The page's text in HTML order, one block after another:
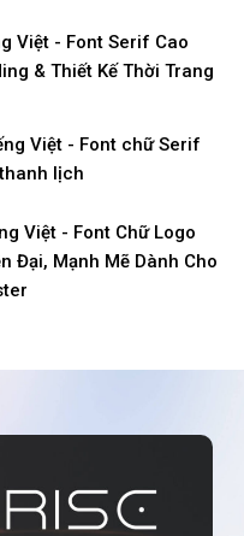
Việt - Font Serif Cao
& Thiết Kế Thời Trang
Việt - Font chữ Serif
lịch
Việt - Font Chữ Logo
Đại, Mạnh Mẽ Dành Cho